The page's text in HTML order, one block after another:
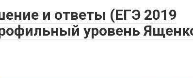
и ответы (ЕГЭ 2019
уровень